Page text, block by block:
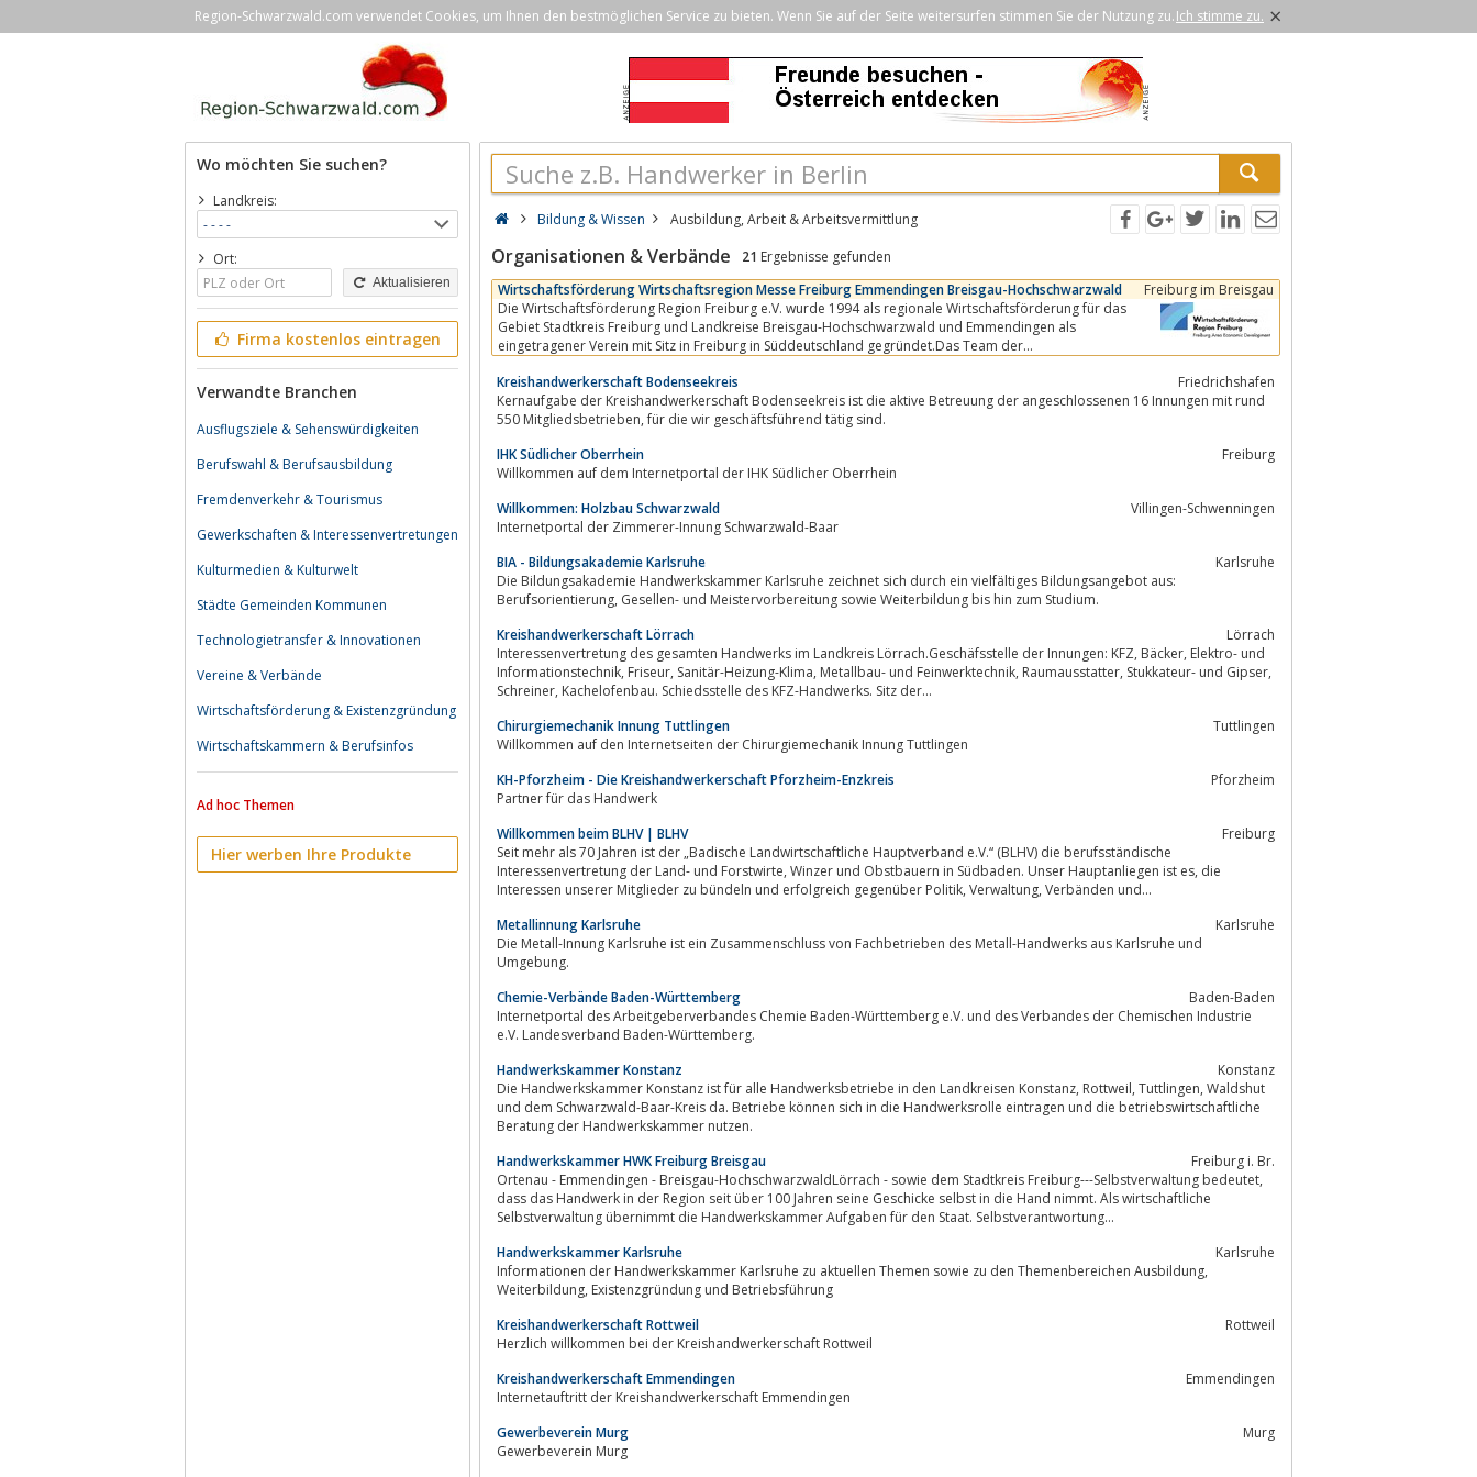
Region-Schwarzwald.com verwendet Cookies, um Ihnen den bestmöglichen Service zu bieten. Wenn Sie auf der Seite weitersurfen stimmen Sie der Nutzung zu.Ich stimme zu. ×
Wo möchten Sie suchen?
Landkreis:
Ort:
Aktualisieren
Firma kostenlos eintragen
Verwandte Branchen
Ausflugsziele & Sehenswürdigkeiten
Berufswahl & Berufsausbildung
Fremdenverkehr & Tourismus
Gewerkschaften & Interessenvertretungen
Kulturmedien & Kulturwelt
Städte Gemeinden Kommunen
Technologietransfer & Innovationen
Vereine & Verbände
Wirtschaftsförderung & Existenzgründung
Wirtschaftskammern & Berufsinfos
Ad hoc Themen
Hier werben Ihre Produkte
Bildung & Wissen Ausbildung, Arbeit & Arbeitsvermittlung
Organisationen & Verbände 21 Ergebnisse gefunden
Wirtschaftsförderung Wirtschaftsregion Messe Freiburg Emmendingen Breisgau-Hochschwarzwald
Freiburg im Breisgau
Die Wirtschaftsförderung Region Freiburg e.V. wurde 1994 als regionale Wirtschaftsförderung für das
Gebiet Stadtkreis Freiburg und Landkreise Breisgau-Hochschwarzwald und Emmendingen als
eingetragener Verein mit Sitz in Freiburg in Süddeutschland gegründet.Das Team der
Kreishandwerkerschaft Bodenseekreis
Friedrichshafen
Kernaufgabe der Kreishandwerkerschaft Bodenseekreis ist die aktive Betreuung der angeschlossenen 16 Innungen mit rund
550 Mitgliedsbetrieben, für die wir geschäftsführend tätig sind.
IHK Südlicher Oberrhein
Freiburg
Willkommen auf dem Internetportal der IHK Südlicher Oberrhein
Willkommen: Holzbau Schwarzwald
Villingen-Schwenningen
Internetportal der Zimmerer-Innung Schwarzwald-Baar
BIA - Bildungsakademie Karlsruhe
Karlsruhe
Die Bildungsakademie Handwerkskammer Karlsruhe zeichnet sich durch ein vielfältiges Bildungsangebot aus:
Berufsorientierung, Gesellen- und Meistervorbereitung sowie Weiterbildung bis hin zum Studium.
Kreishandwerkerschaft Lörrach
Lörrach
Interessenvertretung des gesamten Handwerks im Landkreis Lörrach.Geschäfsstelle der Innungen: KFZ, Bäcker, Elektro- und
Informationstechnik, Friseur, Sanitär-Heizung-Klima, Metallbau- und Feinwerktechnik, Raumausstatter, Stukkateur- und Gipser,
Schreiner, Kachelofenbau. Schiedsstelle des KFZ-Handwerks. Sitz der...
Chirurgiemechanik Innung Tuttlingen
Tuttlingen
Willkommen auf den Internetseiten der Chirurgiemechanik Innung Tuttlingen
KH-Pforzheim - Die Kreishandwerkerschaft Pforzheim-Enzkreis
Pforzheim
Partner für das Handwerk
Willkommen beim BLHV | BLHV
Freiburg
Seit mehr als 70 Jahren ist der „Badische Landwirtschaftliche Hauptverband e.V.“ (BLHV) die berufsständische
Interessenvertretung der Land- und Forstwirte, Winzer und Obstbauern in Südbaden. Unser Hauptanliegen ist es, die
Interessen unserer Mitglieder zu bündeln und erfolgreich gegenüber Politik, Verwaltung, Verbänden und...
Metallinnung Karlsruhe
Karlsruhe
Die Metall-Innung Karlsruhe ist ein Zusammenschluss von Fachbetrieben des Metall-Handwerks aus Karlsruhe und
Umgebung.
Chemie-Verbände Baden-Württemberg
Baden-Baden
Internetportal des Arbeitgeberverbandes Chemie Baden-Württemberg e.V. und des Verbandes der Chemischen Industrie
e.V. Landesverband Baden-Württemberg.
Handwerkskammer Konstanz
Konstanz
Die Handwerkskammer Konstanz ist für alle Handwerksbetriebe in den Landkreisen Konstanz, Rottweil, Tuttlingen, Waldshut
und dem Schwarzwald-Baar-Kreis da. Betriebe können sich in die Handwerksrolle eintragen und die betriebswirtschaftliche
Beratung der Handwerkskammer nutzen.
Handwerkskammer HWK Freiburg Breisgau
Freiburg i. Br.
Ortenau - Emmendingen - Breisgau-HochschwarzwaldLörrach - sowie dem Stadtkreis Freiburg---Selbstverwaltung bedeutet,
dass das Handwerk in der Region seit über 100 Jahren seine Geschicke selbst in die Hand nimmt. Als wirtschaftliche
Selbstverwaltung übernimmt die Handwerkskammer Aufgaben für den Staat. Selbstverantwortung...
Handwerkskammer Karlsruhe
Karlsruhe
Informationen der Handwerkskammer Karlsruhe zu aktuellen Themen sowie zu den Themenbereichen Ausbildung,
Weiterbildung, Existenzgründung und Betriebsführung
Kreishandwerkerschaft Rottweil
Rottweil
Herzlich willkommen bei der Kreishandwerkerschaft Rottweil
Kreishandwerkerschaft Emmendingen
Emmendingen
Internetauftritt der Kreishandwerkerschaft Emmendingen
Gewerbeverein Murg
Murg
Gewerbeverein Murg